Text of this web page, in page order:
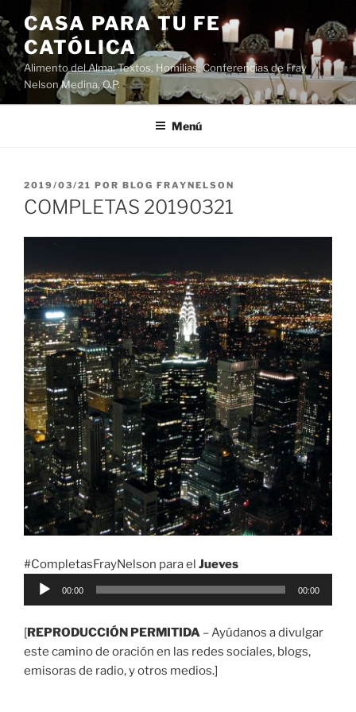
Saltar
al
contenido
CASA PARA TU FE
CATÓLICA
Alimento del Alma: Textos, Homilias, Conferencias de Fray
Nelson Medina, O.P.
Menú
PUBLICADO
EL
2019/03/21 POR BLOG FRAYNELSON
COMPLETAS 20190321
#CompletasFrayNelson para el Jueves
Reproductor
00:00 00:00
[REPRODUCCIÓN PERMITIDA – Ayúdanos a divulgar
este camino de oración en las redes sociales, blogs,
emisoras de radio, y otros medios.]